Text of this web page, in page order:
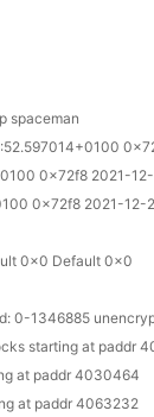
spaceman
0x72f8 2021-
0x72f8 2021-12-
0x0 Default 0x0
0-1346885
starting at paddr
at paddr 4030464
at paddr 4063232